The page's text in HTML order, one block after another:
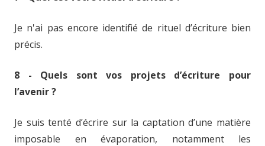
Je n'ai pas encore identifié de rituel d’écriture bien
précis.
8 - Quels sont vos projets d’écriture pour
l’avenir ?
Je suis tenté d’écrire sur la captation d’une matière
imposable en évaporation, notamment les